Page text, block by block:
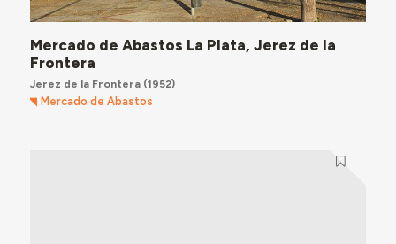
Mercado de Abastos La Plata, Jerez de la
Frontera
Jerez de la Frontera(1952)
Mercado de Abastos